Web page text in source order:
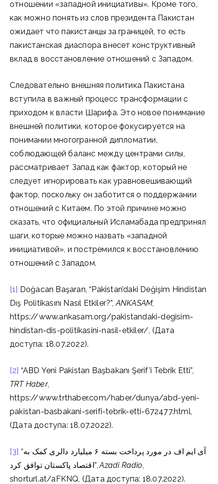
отношении «западной инициативы». Кроме того,
как можно понять из слов президента Пакистан
ожидает что пакистанцы за границей, то есть
пакистанская диаспора внесет конструктивный
вклад в восстановление отношений с Западом.
Следовательно внешняя политика Пакистана
вступила в важный процесс трансформации с
приходом к власти Шарифа. Это новое понимание
внешней политики, которое фокусируется на
понимании многогранной дипломатии,
соблюдающей баланс между центрами силы,
рассматривает Запад как фактор, который не
следует игнорировать как уравновешивающий
фактор, поскольку он заботится о поддержании
отношений с Китаем. По этой причине можно
сказать, что официальный Исламабада предпринял
шаги, которые можно назвать «западной
инициативой», и постремился к восстановлению
отношений с Западом.
[1] Doğacan Başaran, “Pakistan’daki Değişim Hindistan
Dış Politikasını Nasıl Etkiler?”,ANKASAM,
https://www.ankasam.org/pakistandaki-degisim-
hindistan-dis-politikasini-nasil-etkiler/, (Дата
доступа: 18.07.2022).
[2] “ABD Yeni Pakistan Başbakanı Şerif’i Tebrik Etti”,
TRT Haber,
https://www.trthaber.com/haber/dunya/abd-yeni-
pakistan-basbakani-serifi-tebrik-etti-672477.html,
(Дата доступа: 18.07.2022).
[3] “آی ایم اف در مورد پرداخت بسته ۶ میلیارد دالری کمک به
اقتصاد پاکستان توافق کرد”,Azadi Radio,
shorturl.at/aFKNQ, (Дата доступа: 18.07.2022).